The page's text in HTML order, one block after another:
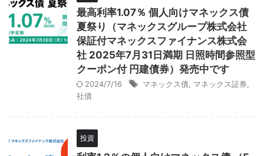
最高利率1.07％ 個人向けマネックス債
夏祭り（マネックスグループ株式会社
保証付マネックスファイナンス株式会
社 2025年7月31日満期 日照時間参照型
クーポン付 円建債券）発売中です
2024/7/16 マネックス債 マネックス証券
社債
投資